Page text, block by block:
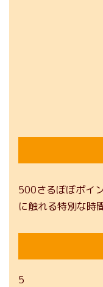
500さるぼぼポイ
に触れる特別な時
5